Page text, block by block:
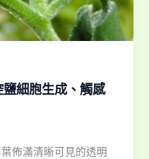
細胞生成、觸感
佈滿清晰可見的透明